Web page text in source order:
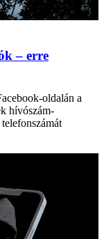
– erre
oldalán a
hívószám-